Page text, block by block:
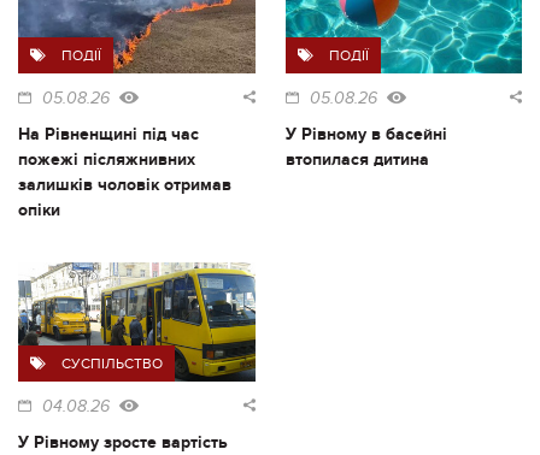
ПОДІЇ
05.08.26
На Рівненщині під час
пожежі післяжнивних
залишків чоловік отримав
опіки
ПОДІЇ
05.08.26
У Рівному в басейні
втопилася дитина
СУСПІЛЬСТВО
04.08.26
У Рівному зросте вартість